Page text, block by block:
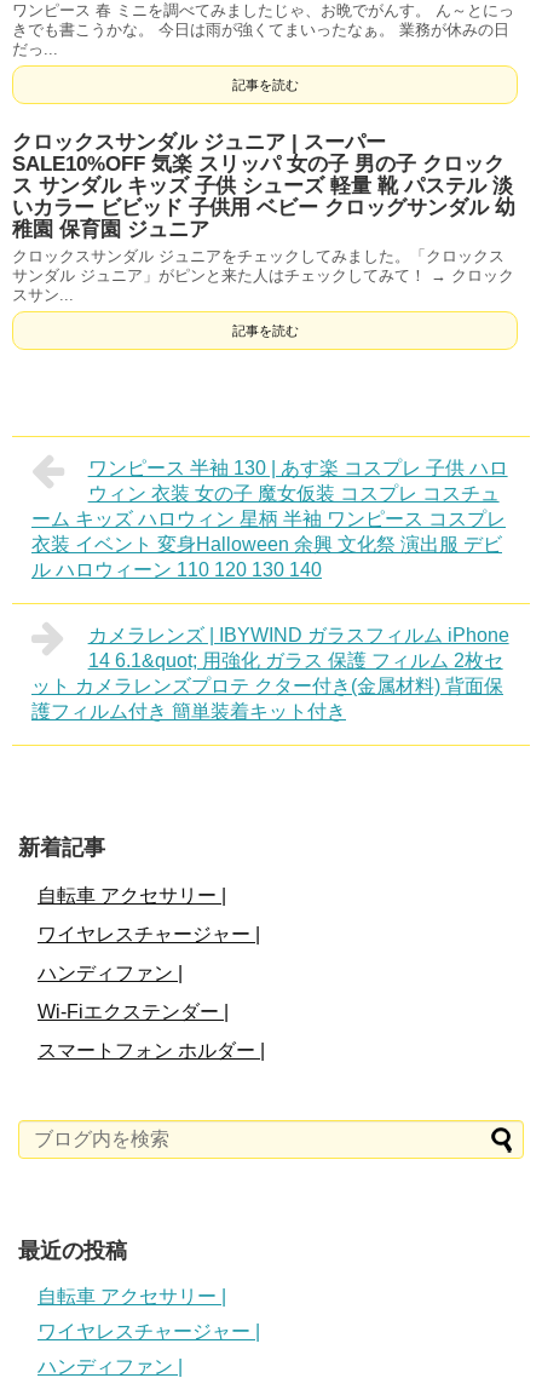
ワンピース 春 ミニを調べてみましたじゃ、お晩でがんす。 ん～とにっ
きでも書こうかな。 今日は雨が強くてまいったなぁ。 業務が休みの日
だっ...
記事を読む
クロックスサンダル ジュニア | スーパー
SALE10%OFF 気楽 スリッパ 女の子 男の子 クロック
ス サンダル キッズ 子供 シューズ 軽量 靴 パステル 淡
いカラー ビビッド 子供用 ベビー クロッグサンダル 幼
稚園 保育園 ジュニア
クロックスサンダル ジュニアをチェックしてみました。「クロックス
サンダル ジュニア」がピンと来た人はチェックしてみて！ → クロック
スサン...
記事を読む
ワンピース 半袖 130 | あす楽 コスプレ 子供 ハロ
ウィン 衣装 女の子 魔女仮装 コスプレ コスチュ
ーム キッズ ハロウィン 星柄 半袖 ワンピース コスプレ
衣装 イベント 変身Halloween 余興 文化祭 演出服 デビ
ル ハロウィーン 110 120 130 140
カメラレンズ | IBYWIND ガラスフィルム iPhone
14 6.1&quot; 用強化 ガラス 保護 フィルム 2枚セ
ット カメラレンズプロテ クター付き(金属材料) 背面保
護フィルム付き 簡単装着キット付き
新着記事
自転車 アクセサリー |
ワイヤレスチャージャー |
ハンディファン |
Wi-Fiエクステンダー |
スマートフォン ホルダー |
最近の投稿
自転車 アクセサリー |
ワイヤレスチャージャー |
ハンディファン |